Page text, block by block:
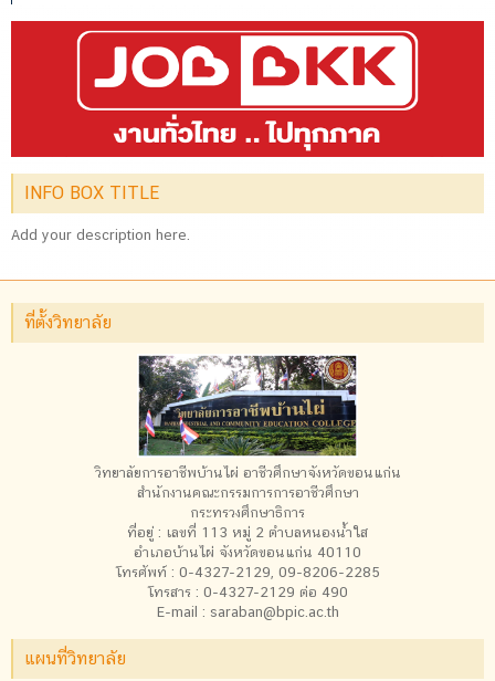
INFO BOX TITLE
Add your description here.
ที่ตั้งวิทยาลัย
วิทยาลัยการอาชีพบ้านไผ่ อาชีวศึกษาจังหวัดขอนแก่น
สำนักงานคณะกรรมการการอาชีวศึกษา
กระทรวงศึกษาธิการ
ที่อยู่ : เลขที่ 113 หมู่ 2 ตำบลหนองน้ำใส
อำเภอบ้านไผ่ จังหวัดขอนแก่น 40110
โทรศัพท์ : 0-4327-2129, 09-8206-2285
โทรสาร : 0-4327-2129 ต่อ 490
E-mail : saraban@bpic.ac.th
แผนที่วิทยาลัย